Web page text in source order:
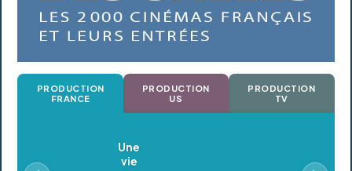
PRODUCTION
FRANCE
PRODUCTION
US
PRODUCTION
TV
Oldeupe
En postproduction